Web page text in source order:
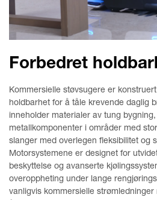
Forbedret
Kommersielle støvsugere er
holdbarhet for å tåle krevende daglig
inneholder materialer av tung
metallkomponenter i områder med
slanger med overlegen fleksibilitet og
Motorsystemene er designet for
beskyttelse og avanserte
overoppheting under lange
vanligvis kommersielle